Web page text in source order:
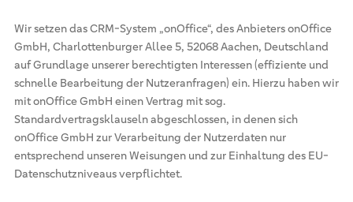
Wir setzen das CRM-System „onOffice“, des Anbieters onOffice
GmbH, Charlottenburger Allee 5, 52068 Aachen, Deutschland
auf Grundlage unserer berechtigten Interessen (effiziente und
schnelle Bearbeitung der Nutzeranfragen) ein. Hierzu haben wir
mit onOffice GmbH einen Vertrag mit sog.
Standardvertragsklauseln abgeschlossen, in denen sich
onOffice GmbH zur Verarbeitung der Nutzerdaten nur
entsprechend unseren Weisungen und zur Einhaltung des EU-
Datenschutzniveaus verpflichtet.